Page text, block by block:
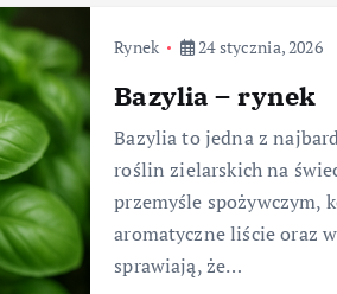
Rynek 24 stycznia, 2026
Bazylia – rynek
Bazylia to jedna z
roślin zielarskich na
przemyśle spożywczym,
aromatyczne liście oraz
sprawiają, że…